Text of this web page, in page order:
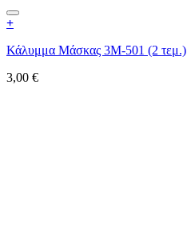
+
Κάλυμμα Μάσκας 3M-501 (2 τεμ.)
3,00 €